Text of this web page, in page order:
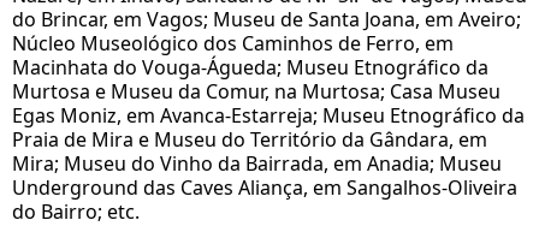
do Brincar, em Vagos; Museu de Santa Joana, em Aveiro;
Núcleo Museológico dos Caminhos de Ferro, em
Macinhata do Vouga-Águeda; Museu Etnográfico da
Murtosa e Museu da Comur, na Murtosa; Casa Museu
Egas Moniz, em Avanca-Estarreja; Museu Etnográfico da
Praia de Mira e Museu do Território da Gândara, em
Mira; Museu do Vinho da Bairrada, em Anadia; Museu
Underground das Caves Aliança, em Sangalhos-Oliveira
do Bairro; etc.